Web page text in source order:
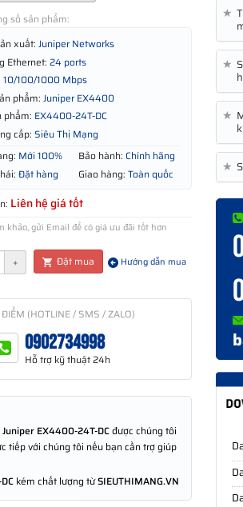
số sản phẩm:
xuất: Juniper Networks
Ethernet: 24 ports
10/100/1000 Mbps
phẩm: Juniper EX4400
phẩm: EX4400-24T-DC
cấp: Siêu Thị Mạng
Mới 100% Bảo hành: Chính hãng
Đặt hàng Giao hàng: Toàn quốc
Liên hệ giá tốt
khảo, gửi Email để có giá ưu đãi tốt hơn
+ Đặt mua Hướng dẫn mua
(HOTLINE / SMS / ZALO)
0902734998
Hỗ trợ kỹ thuật 24h
Juniper EX4400-24T-DCđược chúng tôi
tiếp với chúng tôi nếu bạn cần trợ giúp
kém chất lượng từSIEUTHIMANG.VN
★
★
★
★